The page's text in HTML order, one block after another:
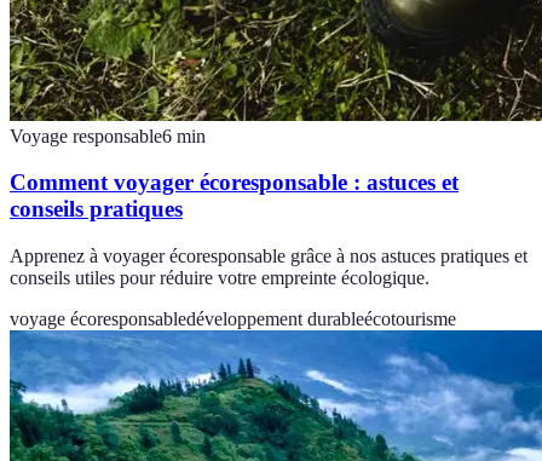
Voyage responsable6 min
Comment voyager écoresponsable : astuces et
conseils pratiques
Apprenez à voyager écoresponsable grâce à nos astuces pratiques et
conseils utiles pour réduire votre empreinte écologique.
voyage écoresponsabledéveloppement durableécotourisme